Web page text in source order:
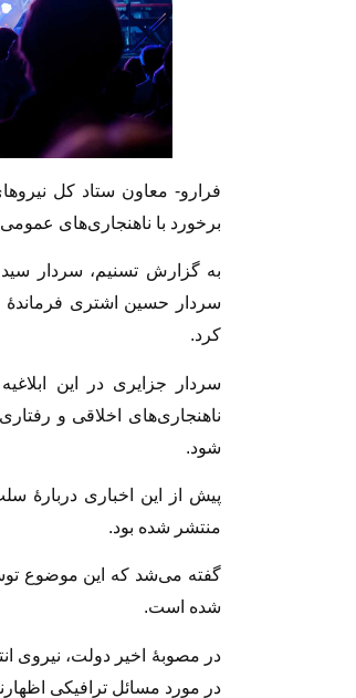
فرارو- معاون ستاد کل
برخورد با ناهنجاری‌های
به گزارش تسنیم، سردار
سردار حسین اشتری فرماندهٔ
کرد.
سردار جزایری در این
ناهنجاری‌های اخلاقی و
شود.
پیش از این اخباری دربارهٔ
منتشر شده بود.
گفته می‌شد که این موضوع
شده است.
در مصوبهٔ اخير دولت، نيروى
در مورد مسائل ترافيكى